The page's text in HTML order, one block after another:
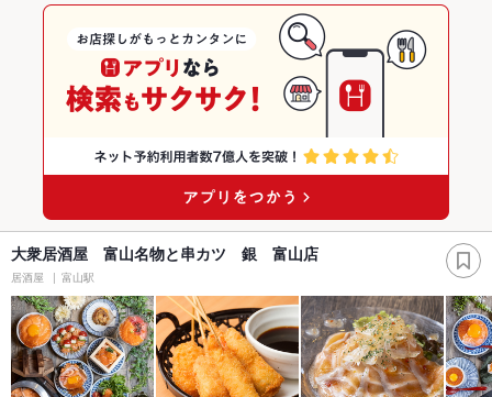
大衆居酒屋 富山名物と串カツ 銀 富山店
居酒屋 富山駅